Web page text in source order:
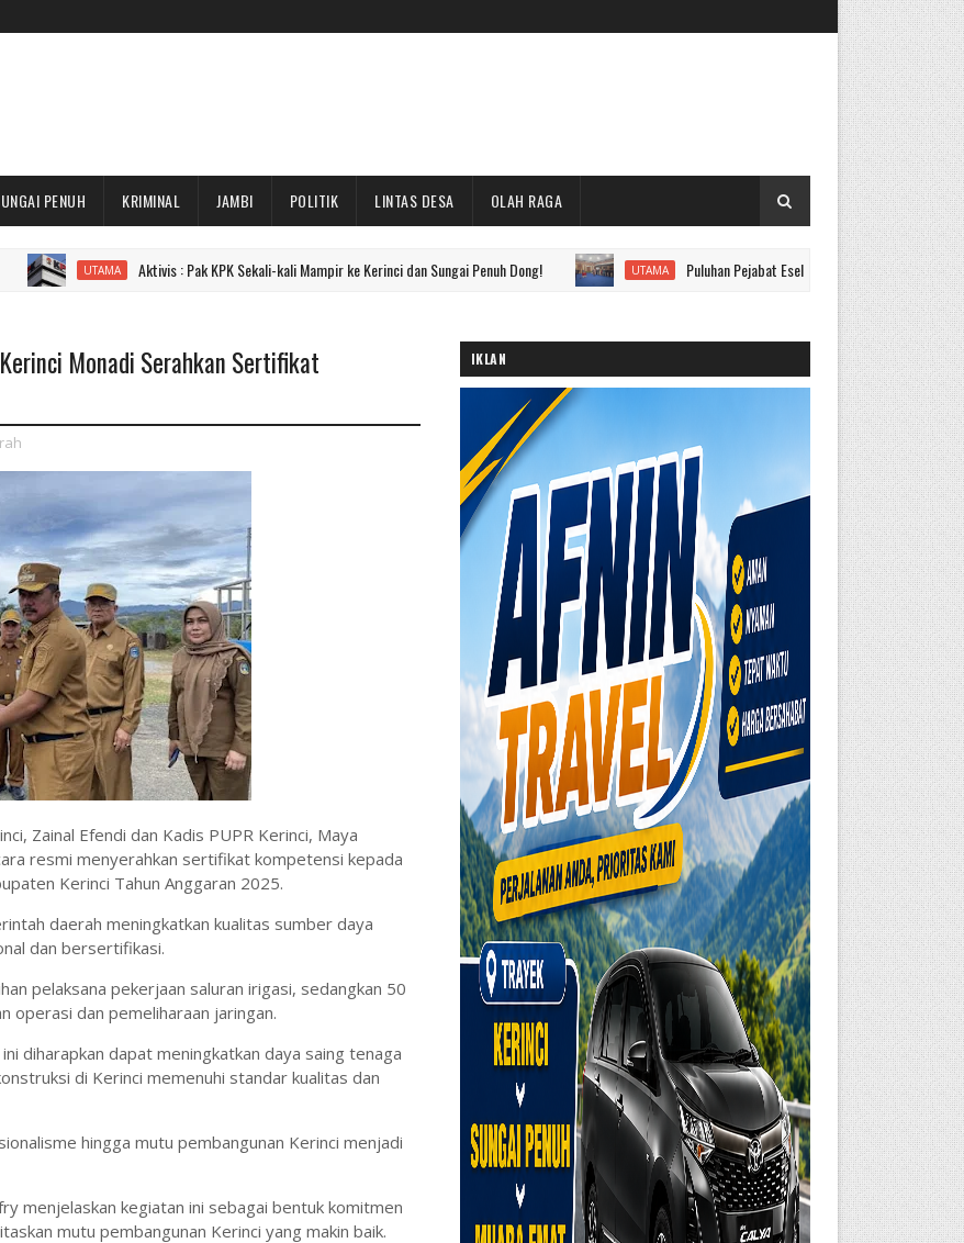
PENUH KRIMINAL JAMBI POLITIK LINTAS DESA OLAH RAGA
UTAMA Aktivis : Pak KPK Sekali-kali Mampir ke Kerinci dan Sungai Penuh Dong! UTAMA Puluhan Pejabat Eselon II hingga IV Pemkot Sungai Penuh
Monadi Serahkan Sertifikat
Zainal Efendi dan Kadis PUPR Kerinci, Maya
resmi menyerahkan sertifikat kompetensi kepada
Kerinci Tahun Anggaran 2025.
daerah meningkatkan kualitas sumber daya
dan bersertifikasi.
pelaksana pekerjaan saluran irigasi, sedangkan 50
operasi dan pemeliharaan jaringan.
diharapkan dapat meningkatkan daya saing tenaga
di Kerinci memenuhi standar kualitas dan
hingga mutu pembangunan Kerinci menjadi
menjelaskan kegiatan ini sebagai bentuk komitmen
mutu pembangunan Kerinci yang makin baik.
IKLAN